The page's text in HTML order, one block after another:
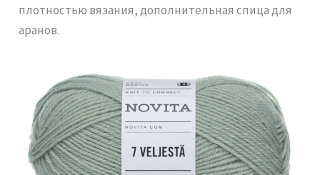
плотностью вязания, дополнительная спица для
аранов.